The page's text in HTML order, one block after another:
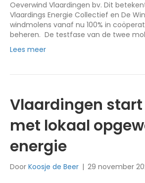
Oeverwind Vlaardingen bv. Dit
Vlaardings Energie Collectief en De
windmolens vanaf nu 100% in
beheren. De testfase van de twee
Lees meer
Vlaardingen
met lokaal
energie
Door Koosje de Beer | 29 november